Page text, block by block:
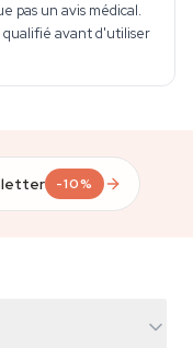
pas un avis médical.
avant d'utiliser
-10%